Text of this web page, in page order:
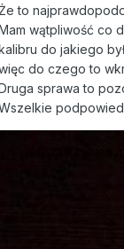
to
wątpliwość co
do jakiego
do czego to
sprawa to